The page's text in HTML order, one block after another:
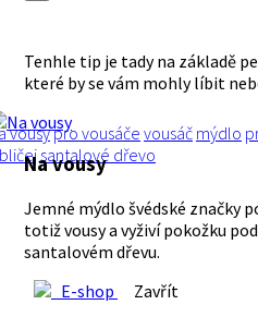
Tenhle tip je tady na základě
které by se vám mohly líbit
vousypro vousáče vousáč mýdlo
santalové dřevo
Na vousy
Jemné mýdlo švédské značky
totiž vousy a vyživí pokožku
santalovém dřevu.
E-shop
Zavřít